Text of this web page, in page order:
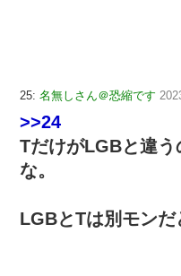
25: 名無しさん＠恐縮です
>>24
TだけがLGBと違
な。
LGBとTは別モンだ